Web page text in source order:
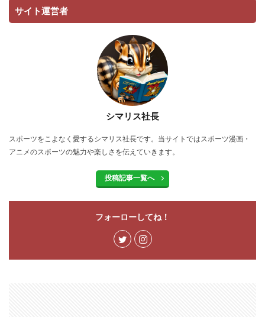
サイト運営者
シマリス社長
スポーツをこよなく愛するシマリス社長です。当サイトではスポーツ漫画・
アニメのスポーツの魅力や楽しさを伝えていきます。
投稿記事一覧へ
フォーローしてね！